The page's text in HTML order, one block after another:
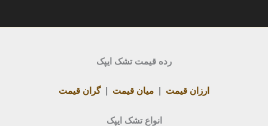
رده قیمت تشک ایپک
ارزان قیمت میان قیمت |گران قیمت
انواع تشک ایپک